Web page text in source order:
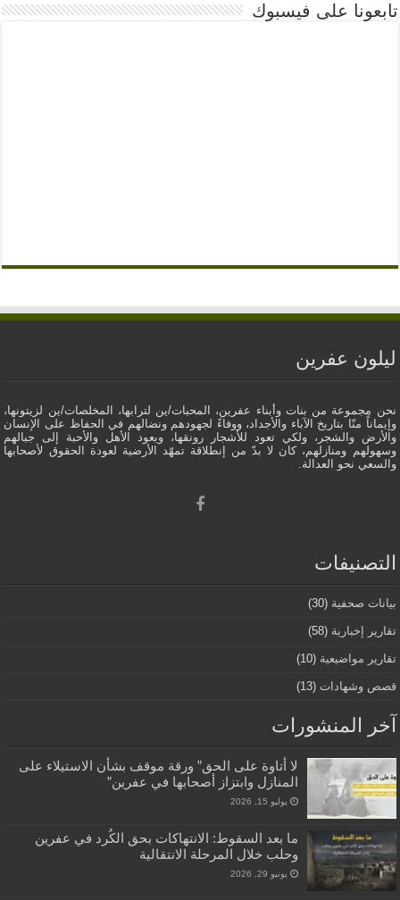
تابعونا على فيسبوك
ليلون عفرين
نحن مجموعة من بنات وأبناء عفرين، المحبات/ين لترابها، المخلصات/ين لزيتونها،
وإيماناً منّا بتاريخ الآباء والأجداد، ووفاءً لجهودهم ونضالهم في الحفاظ على الإنسان
والأرض والشجر، ولكي تعود للأشجار رونقها، ويعود الأهل والأحبة إلى جبالهم
وسهولهم ومنازلهم، كان لا بدّ من إنطلاقة تمهّد الأرضية لعودة الحقوق لأصحابها
والسعي نحو العدالة.
التصنيفات
بيانات صحفية (30)
تقارير إخبارية (58)
تقارير مواضيعية (10)
قصص وشهادات (13)
آخر المنشورات
لا أتاوة على الحق” ورقة موقف بشأن الاستيلاء على
المنازل وابتزاز أصحابها في عفرين”
يوليو 15, 2026
ما بعد السقوط: الانتهاكات بحق الكُرد في عفرين
وحلب خلال المرحلة الانتقالية
يونيو 29, 2026